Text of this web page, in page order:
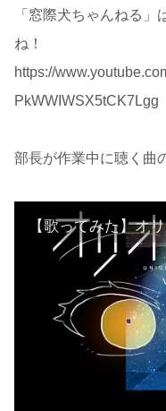
「窓際犬ちゃんねる
ね！
https://
PkWWIWSX5tCK7Lgg
部長が作業中に聴く曲